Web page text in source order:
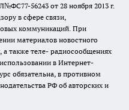
56243 от 28 ноября 2013 г.
в сфере связи,
коммуникаций. При
материалов новостного
а также теле- радиосообщениях
в Интернет-
обязательна, в противном
РФ об авторских и